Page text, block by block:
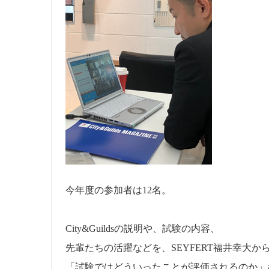
今年度の参加者は12名。
City&Guildsの説明や、試験の内容、
先輩たちの活躍などを、SEYFERT福井幸大か
「試験ではどういったことが評価されるのか」